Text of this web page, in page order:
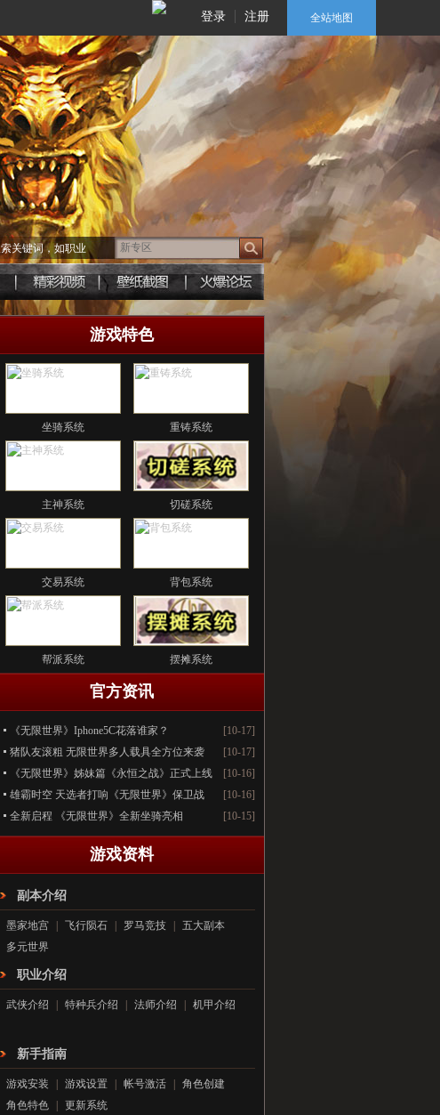
登录 注册 全站地图
关键词，如职业
游戏特色
坐骑系统 重铸系统
主神系统 切磋系统
交易系统 背包系统
帮派系统 摆摊系统
官方资讯
[10-17]
《无限世界》Iphone5C花落谁家？
[10-17]
猪队友滚粗 无限世界多人载具全方位来袭
[10-16]
《无限世界》姊妹篇《永恒之战》正式上线
[10-16]
雄霸时空 天选者打响《无限世界》保卫战
[10-15]
全新启程 《无限世界》全新坐骑亮相
游戏资料
副本介绍
墨家地宫 飞行陨石 罗马竞技
五大副本
多元世界
职业介绍
武侠介绍 特种兵介绍 法师介绍 机甲介绍
新手指南
游戏安装 游戏设置 帐号激活
角色创建
角色特色
更新系统